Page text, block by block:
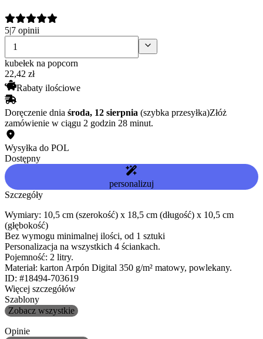
5|7 opinii
kubełek na popcorn
22,42 zł
Rabaty ilościowe
Doręczenie dnia środa, 12 sierpnia (szybka przesyłka)Złóż
zamówienie w ciągu 2 godzin 28 minut.
Wysyłka do POL
Dostępny
personalizuj
Szczegóły
Wymiary: 10,5 cm (szerokość) x 18,5 cm (długość) x 10,5 cm
(głębokość)
Bez wymogu minimalnej ilości, od 1 sztuki
Personalizacja na wszystkich 4 ściankach.
Pojemność: 2 litry.
Materiał: karton Arpón Digital 350 g/m² matowy, powlekany.
ID: #18494-703619
Więcej szczegółów
Szablony
Zobacz wszystkie
Opinie